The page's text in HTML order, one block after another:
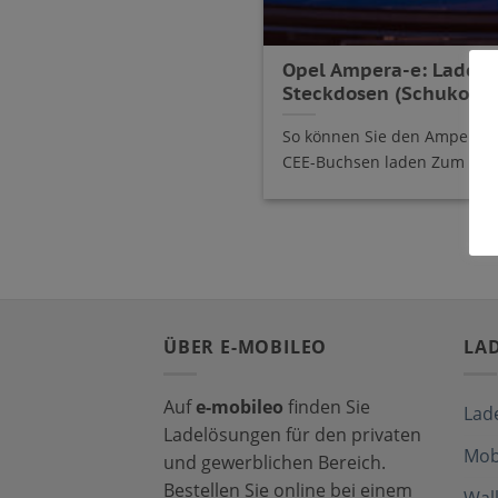
Opel Ampera-e:
Steckdosen (Schuko,
So können Sie den Ampera-
CEE-Buchsen laden Zum
ÜBER E-MOBILEO
Aufe-mobileo finden Sie
Ladelösungen für den privaten
und gewerblichen Bereich.
Bestellen Sie online bei einem